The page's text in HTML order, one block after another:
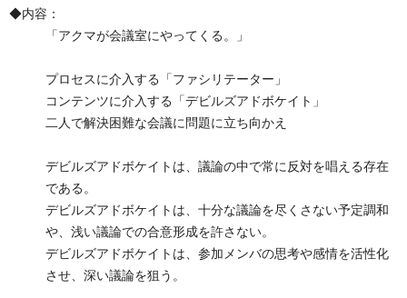
◆内容：
「アクマが会議室にやってくる。」
プロセスに介入する「ファシリテーター」
コンテンツに介入する「デビルズアドボケイト」
二人で解決困難な会議に問題に立ち向かえ
デビルズアドボケイトは、議論の中で常に反対を唱える存在
である。
デビルズアドボケイトは、十分な議論を尽くさない予定調和
や、浅い議論での合意形成を許さない。
デビルズアドボケイトは、参加メンバの思考や感情を活性化
させ、深い議論を狙う。